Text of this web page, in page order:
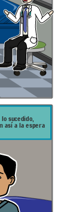
sucedido,
así a la espera